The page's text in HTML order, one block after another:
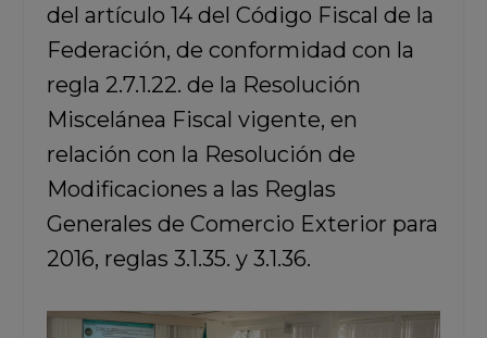
del artículo 14 del Código Fiscal de la
Federación, de conformidad con la
regla 2.7.1.22. de la Resolución
Miscelánea Fiscal vigente, en
relación con la Resolución de
Modificaciones a las Reglas
Generales de Comercio Exterior para
2016, reglas 3.1.35. y 3.1.36.